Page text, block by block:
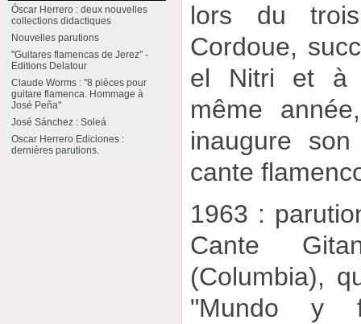
lors du
Cordoue,
el Nitri et à
même
inaugure
cante
1963 :
Cante
(Columbia),
"Mundo y
Óscar Herrero : deux nouvelles
collections didactiques
Nouvelles parutions
"Guitares flamencas de Jerez" -
Editions Delatour
Claude Worms : "8 pièces pour
guitare flamenca. Hommage à
José Peña"
José Sánchez : Soleá
Oscar Herrero Ediciones :
dernières parutions.